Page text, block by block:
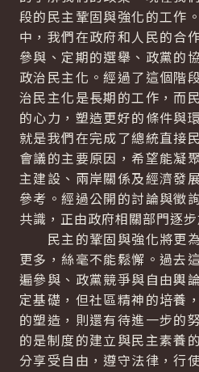
段的民主鞏固與強化的工作
中，我們在政府和人民的合
參與、定期的選舉、政黨的
政治民主化。經過了這個階
治民主化是長期的工作，而
的心力，塑造更好的條件與
就是我們在完成了總統直接
會議的主要原因，希望能凝
主建設、兩岸關係及經濟發
參考。經過公開的討論與徵
共識，正由政府相關部門逐步
民主的鞏固與強化將更
更多，絲毫不能鬆懈。過去
遍參與、政黨競爭與自由輿
定基礎，但社區精神的培養
的塑造，則還有待進一步的
的是制度的建立與民主素養
分享受自由，遵守法律，行